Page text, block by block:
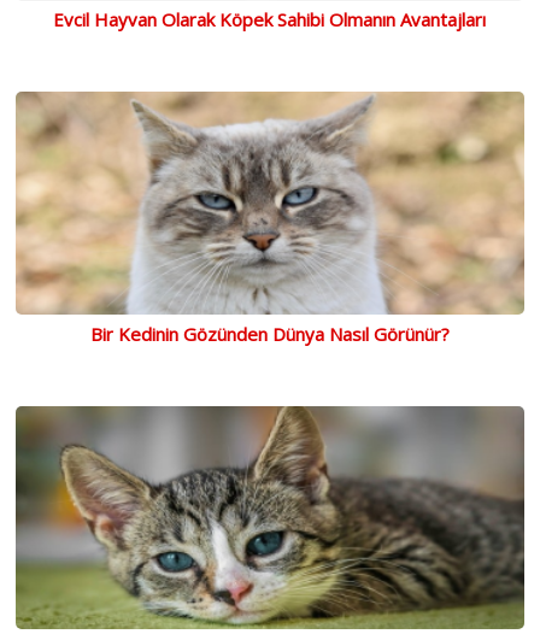
Evcil Hayvan Olarak Köpek Sahibi Olmanın Avantajları
Bir Kedinin Gözünden Dünya Nasıl Görünür?